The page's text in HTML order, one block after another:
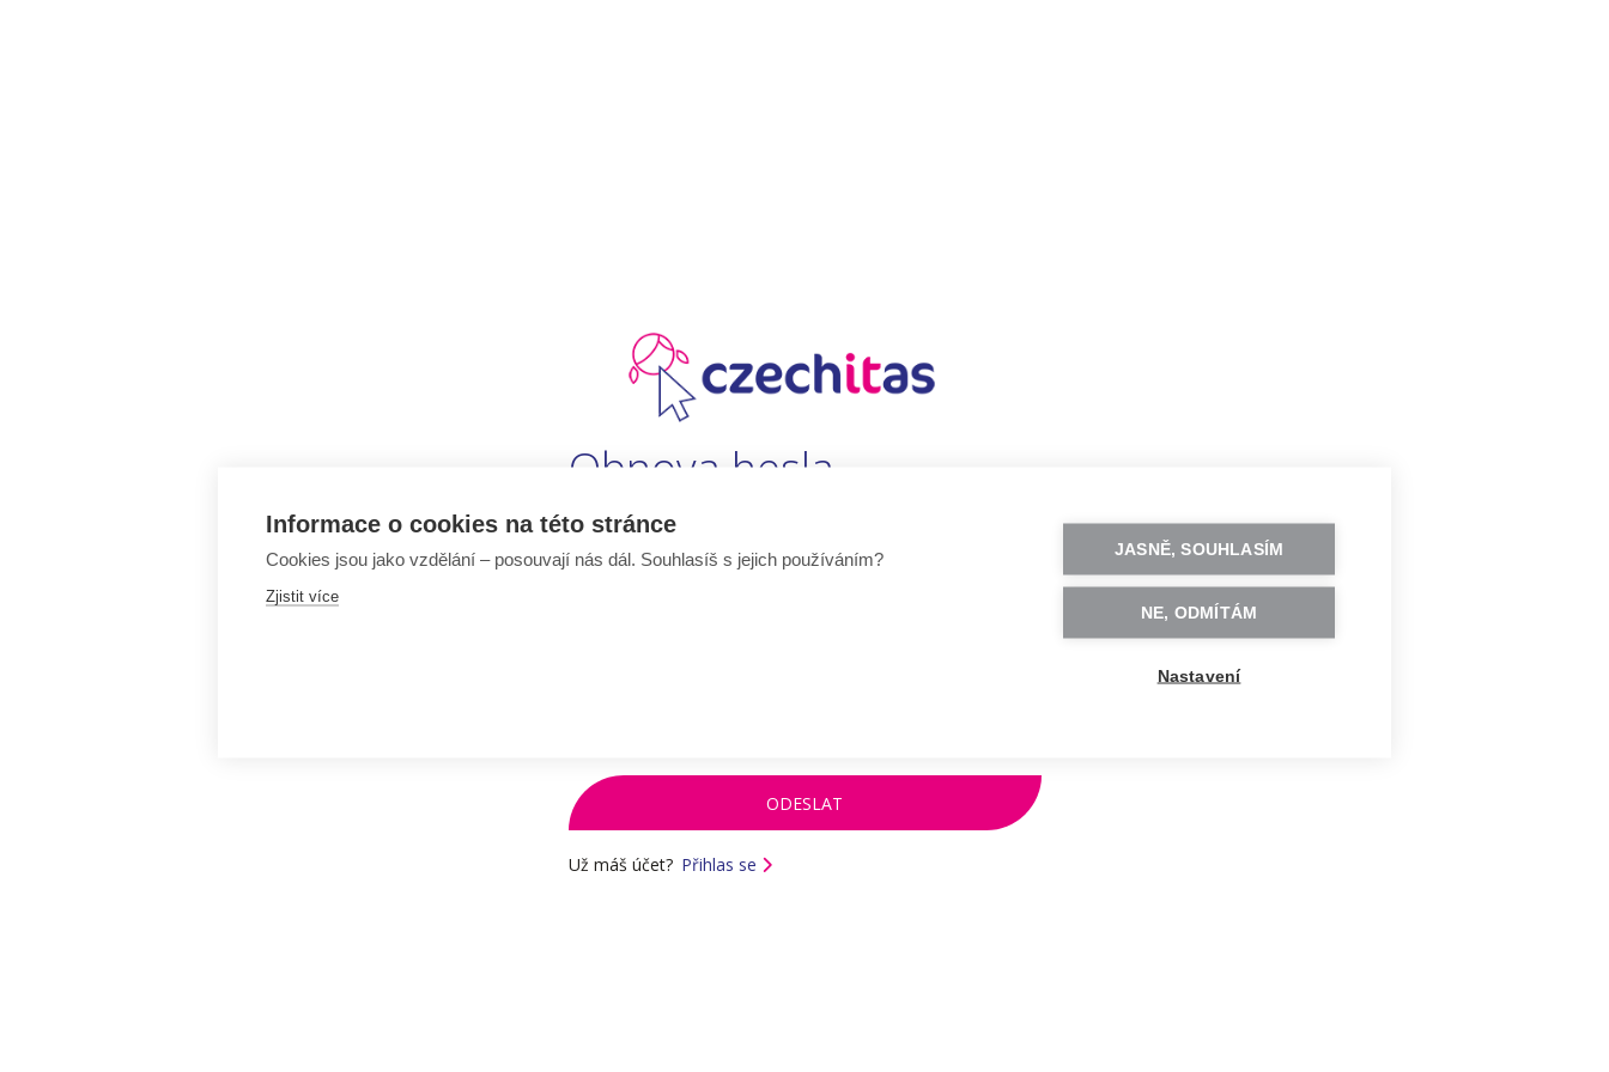
Obnova hesla
Vyplněním a odesláním e-mailové adresy, pokud máš účet
Czechitas, ti na příslušný přihlašovací e-mail přijde odkaz pro
nastavení hesla. Odkaz má omezenou platnost a lze použít
Už máš účet? Přihlas se
Informace o cookies na této stránce
Cookies jsou jako vzdělání – posouvají nás dál. Souhlasíš s jejich používáním?
Zjistit více
JASNĚ, SOUHLASÍM
NE, ODMÍTÁM
Nastavení